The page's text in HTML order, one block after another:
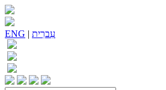
ENG | עִברִית